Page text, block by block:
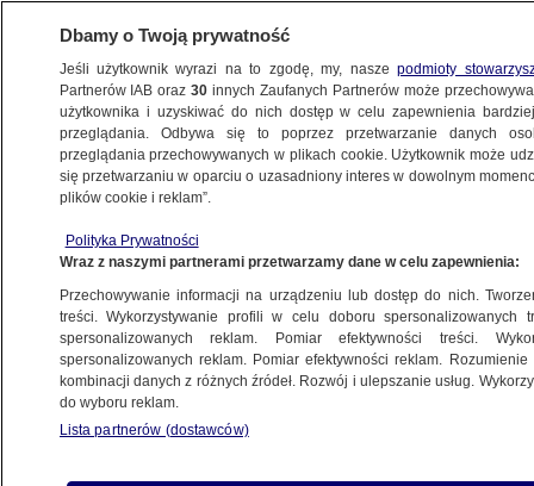
POZNAŃ
Ukraińcom. Policja zatrzymała dwie osoby
8.07.2026, 16:48Aktualizacja: 9.07.2026, 08:05
Posłuchaj artykułu
Czyta lektor AI
Dbamy o Twoją prywatność
Jeśli użytkownik wyrazi na to zgodę, my, naszepodmioty
Partnerów IAB oraz30 innych Zaufanych Partnerów może
użytkownika i uzyskiwać do nich dostęp w celu zapewnienia
przeglądania. Odbywa się to poprzez przetwarzanie danych
przeglądania przechowywanych w plikach cookie. Użytkownik może
się przetwarzaniu w oparciu o uzasadniony interes w dowolnym
plików cookie i reklam”.
Polityka Prywatności
Wraz z naszymi partnerami przetwarzamy dane w celu zapewnienia:
Przechowywanie informacji na urządzeniu lub dostęp do nich.
treści. Wykorzystywanie profili w celu doboru spersonalizowanych
spersonalizowanych reklam. Pomiar efektywności treści.
spersonalizowanych reklam. Pomiar efektywności reklam.
kombinacji danych z różnych źródeł. Rozwój i ulepszanie usług.
do wyboru reklam.
Lista partnerów (dostawców)